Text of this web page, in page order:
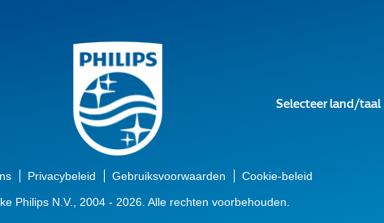
Privacybeleid Gebruiksvoorwaarden
Cookie-beleid
Philips N.V., 2004 - 2026. Alle rechten voorbehouden.
Selecteer land/taal